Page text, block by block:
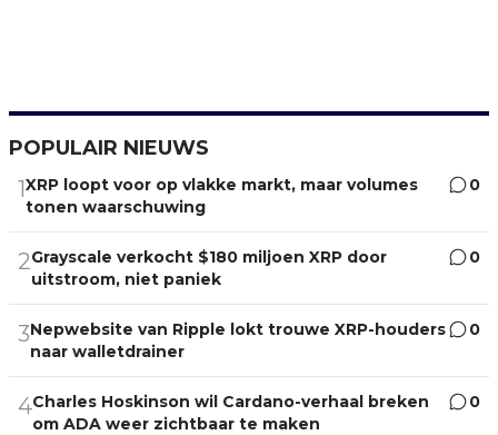
POPULAIR NIEUWS
1XRP loopt voor op vlakke markt, maar volumes
tonen waarschuwing
0
2Grayscale verkocht $180 miljoen XRP door
uitstroom, niet paniek
0
3Nepwebsite van Ripple lokt trouwe XRP-houders
naar walletdrainer
0
4Charles Hoskinson wil Cardano-verhaal breken
om ADA weer zichtbaar te maken
0